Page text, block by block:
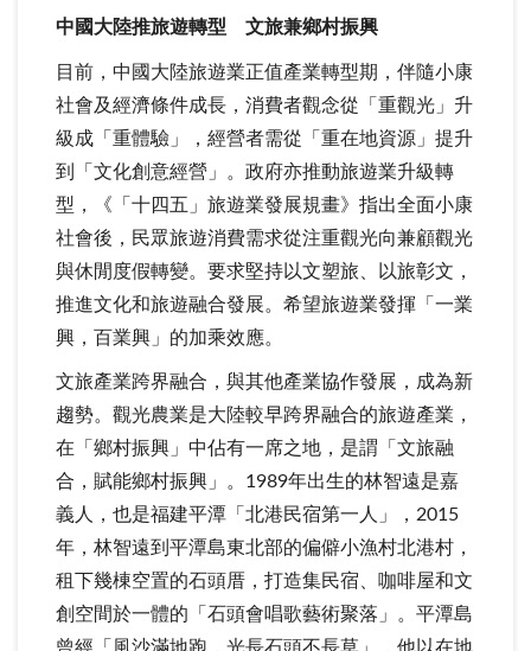
中國大陸推旅遊轉型 文旅兼鄉村振興
目前，中國大陸旅遊業正值產業轉型期，伴隨小康
社會及經濟條件成長，消費者觀念從「重觀光」升
級成「重體驗」，經營者需從「重在地資源」提升
到「文化創意經營」。政府亦推動旅遊業升級轉
型，《「十四五」旅遊業發展規畫》指出全面小康
社會後，民眾旅遊消費需求從注重觀光向兼顧觀光
與休閒度假轉變。要求堅持以文塑旅、以旅彰文，
推進文化和旅遊融合發展。希望旅遊業發揮「一業
興，百業興」的加乘效應。
文旅產業跨界融合，與其他產業協作發展，成為新
趨勢。觀光農業是大陸較早跨界融合的旅遊產業，
在「鄉村振興」中佔有一席之地，是謂「文旅融
合，賦能鄉村振興」。1989年出生的林智遠是嘉
義人，也是福建平潭「北港民宿第一人」，2015
年，林智遠到平潭島東北部的偏僻小漁村北港村，
租下幾棟空置的石頭厝，打造集民宿、咖啡屋和文
創空間於一體的「石頭會唱歌藝術聚落」。平潭島